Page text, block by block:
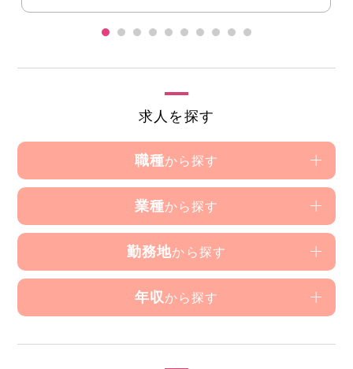
求人を探す
職種から探す
業種から探す
勤務地から探す
年収 から探す